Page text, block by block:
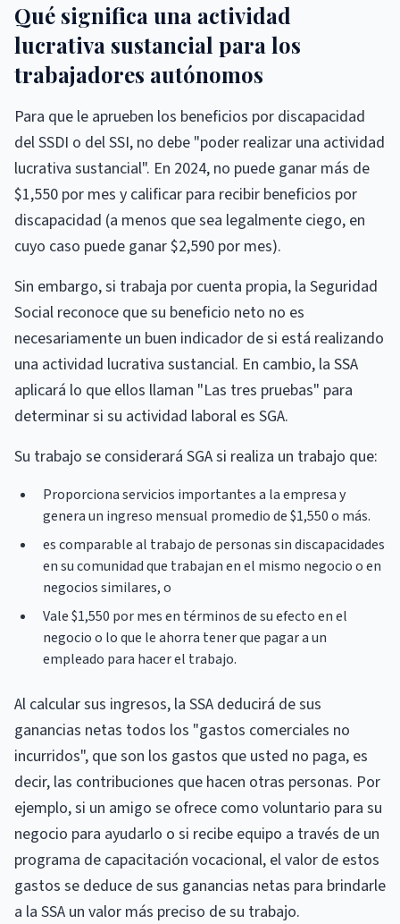
Qué significa una actividad
lucrativa sustancial para los
trabajadores autónomos
Para que le aprueben los beneficios por discapacidad
del SSDI o del SSI, no debe "poder realizar una actividad
lucrativa sustancial". En 2024, no puede ganar más de
$1,550 por mes y calificar para recibir beneficios por
discapacidad (a menos que sea legalmente ciego, en
cuyo caso puede ganar $2,590 por mes).
Sin embargo, si trabaja por cuenta propia, la Seguridad
Social reconoce que su beneficio neto no es
necesariamente un buen indicador de si está realizando
una actividad lucrativa sustancial. En cambio, la SSA
aplicará lo que ellos llaman "Las tres pruebas" para
determinar si su actividad laboral es SGA.
Su trabajo se considerará SGA si realiza un trabajo que:
Proporciona servicios importantes a la empresa y
genera un ingreso mensual promedio de $1,550 o más.
es comparable al trabajo de personas sin discapacidades
en su comunidad que trabajan en el mismo negocio o en
negocios similares, o
Vale $1,550 por mes en términos de su efecto en el
negocio o lo que le ahorra tener que pagar a un
empleado para hacer el trabajo.
Al calcular sus ingresos, la SSA deducirá de sus
ganancias netas todos los "gastos comerciales no
incurridos", que son los gastos que usted no paga, es
decir, las contribuciones que hacen otras personas. Por
ejemplo, si un amigo se ofrece como voluntario para su
negocio para ayudarlo o si recibe equipo a través de un
programa de capacitación vocacional, el valor de estos
gastos se deduce de sus ganancias netas para brindarle
a la SSA un valor más preciso de su trabajo.